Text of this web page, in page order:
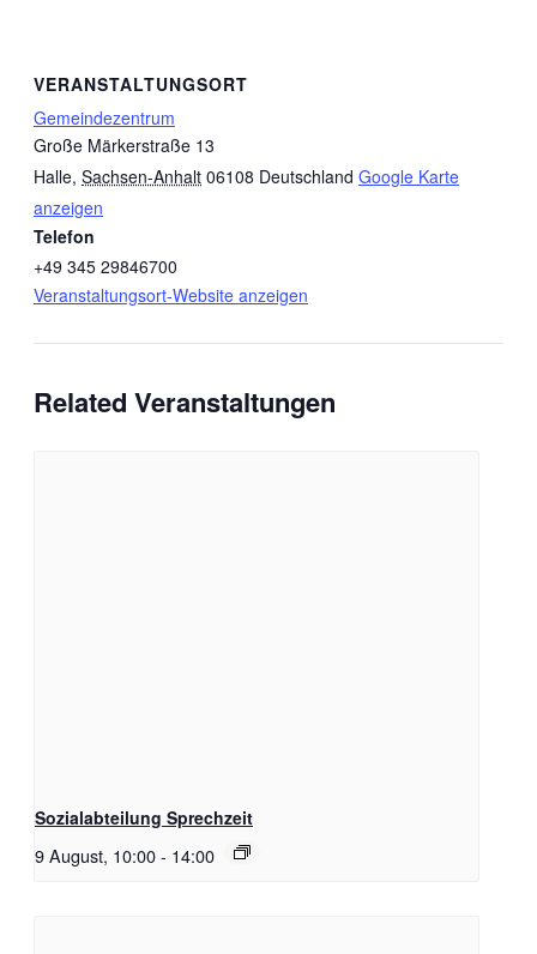
VERANSTALTUNGSORT
Gemeindezentrum
Große Märkerstraße 13
Halle, Sachsen-Anhalt 06108 Deutschland Google Karte
anzeigen
Telefon
+49 345 29846700
Veranstaltungsort-Website anzeigen
Related Veranstaltungen
Sozialabteilung Sprechzeit
9 August, 10:00- 14:00